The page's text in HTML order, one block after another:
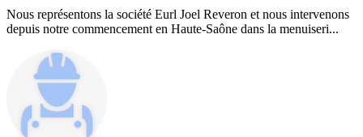
Nous représentons la société Eurl Joel Reveron et nous intervenons
depuis notre commencement en Haute-Saône dans la menuiseri...